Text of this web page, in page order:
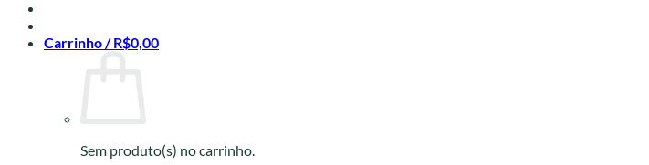
Carrinho /R$0,00
Sem produto(s) no carrinho.